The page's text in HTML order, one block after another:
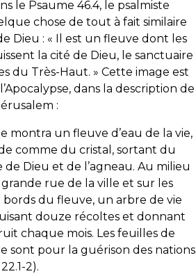
le Psaume 46.4, le psalmiste
chose de tout à fait similaire
Dieu : « Il est un fleuve dont les
la cité de Dieu, le sanctuaire
du Très-Haut. » Cette image est
dans la description de
:
montra un fleuve d’eau de la vie,
comme du cristal, sortant du
de Dieu et de l’agneau. Au milieu
rue de la ville et sur les
du fleuve, un arbre de vie
douze récoltes et donnant
chaque mois. Les feuilles de
sont pour la guérison des
2).